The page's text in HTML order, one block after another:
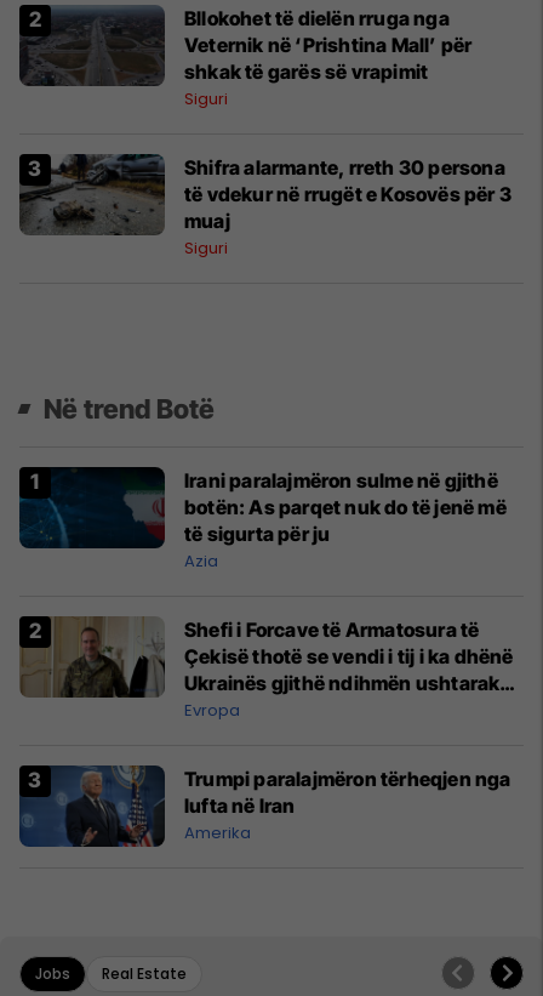
Bllokohet të dielën rruga nga
Veternik në ‘Prishtina Mall’ për
shkak të garës së vrapimit
Siguri
Shifra alarmante, rreth 30 persona
të vdekur në rrugët e Kosovës për 3
muaj
Siguri
Në trend Botë
Irani paralajmëron sulme në gjithë
botën: As parqet nuk do të jenë më
të sigurta për ju
Azia
Shefi i Forcave të Armatosura të
Çekisë thotë se vendi i tij i ka dhënë
Ukrainës gjithë ndihmën ushtarake
që mundi
Evropa
Trumpi paralajmëron tërheqjen nga
lufta në Iran
Amerika
Jobs Real Estate